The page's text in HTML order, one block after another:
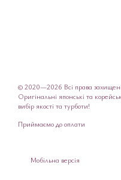
© 2020—2026 Всі права захищені.
Оригінальні японські та
вибір якості та турботи!
Приймаємо до оплати
Мобільна версія